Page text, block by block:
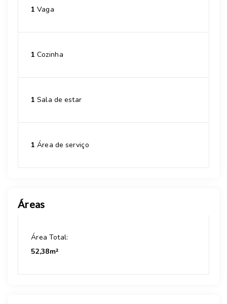
1 Vaga
1 Cozinha
1 Sala de estar
1 Área de serviço
Áreas
Área Total:
52,38m²